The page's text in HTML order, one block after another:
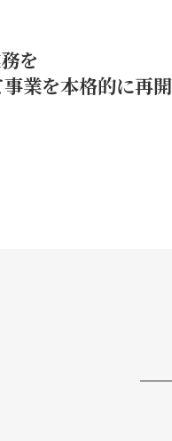
を
業を本格的に再開